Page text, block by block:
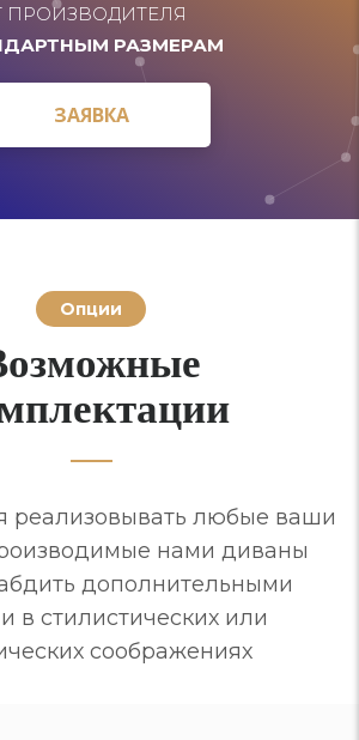
ПРОИЗВОДИТЕЛЯ
РАЗМЕРАМ
ЗАЯВКА
ЗАЯВКА
Опции
реализовывать любые ваши
нами диваны
дополнительными
в стилистических или
соображениях